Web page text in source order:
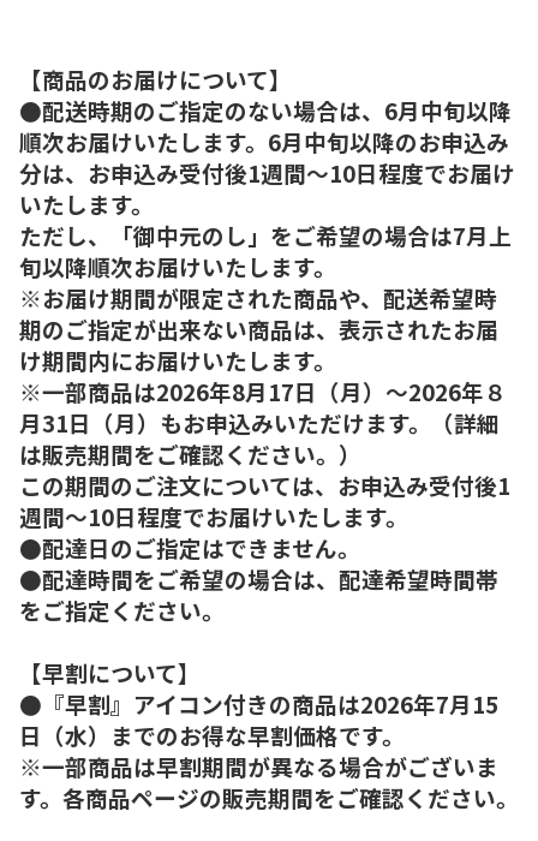
【商品のお届けについて】
●配送時期のご指定のない場合は、6月中旬以降
順次お届けいたします。6月中旬以降のお申込み
分は、お申込み受付後1週間～10日程度でお届け
いたします。
ただし、「御中元のし」をご希望の場合は7月上
旬以降順次お届けいたします。
※お届け期間が限定された商品や、配送希望時
期のご指定が出来ない商品は、表示されたお届
け期間内にお届けいたします。
※一部商品は2026年8月17日（月）～2026年８
月31日（月）もお申込みいただけます。（詳細
は販売期間をご確認ください。）
この期間のご注文については、お申込み受付後1
週間～10日程度でお届けいたします。
●配達日のご指定はできません。
●配達時間をご希望の場合は、配達希望時間帯
をご指定ください。
【早割について】
●『早割』アイコン付きの商品は2026年7月15
日（水）までのお得な早割価格です。
※一部商品は早割期間が異なる場合がございま
す。各商品ページの販売期間をご確認ください。